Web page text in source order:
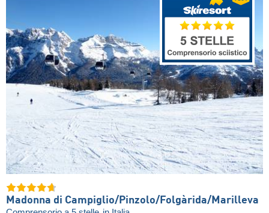
Madonna di Campiglio/​Pinzolo/​Folgàrida/​Marilleva